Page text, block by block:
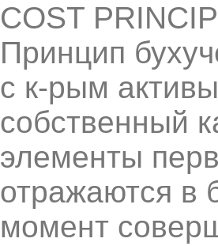
COST
Принцип
с к-рым
собственный
элементы
отражаются в
момент